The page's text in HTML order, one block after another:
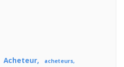
Acheteur acheteurs